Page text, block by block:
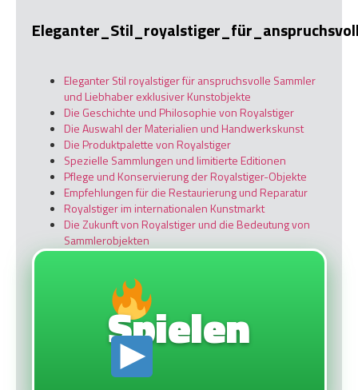
Eleganter Stil royalstiger für anspruchsvolle Sammler
und Liebhaber exklusiver Kunstobjekte
Die Geschichte und Philosophie von Royalstiger
Die Auswahl der Materialien und Handwerkskunst
Die Produktpalette von Royalstiger
Spezielle Sammlungen und limitierte Editionen
Pflege und Konservierung der Royalstiger-Objekte
Empfehlungen für die Restaurierung und Reparatur
Royalstiger im internationalen Kunstmarkt
Die Zukunft von Royalstiger und die Bedeutung von
Sammlerobjekten
Spielen